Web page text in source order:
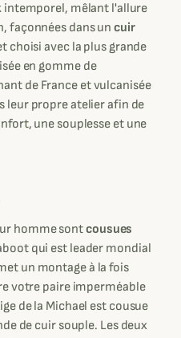
intemporel, mêlant l'allure
façonnées dans uncuir
choisi avec la plus grande
en gomme de
de France et vulcanisée
leur propre atelier afin de
une souplesse et une
homme sontcousues
qui est leader mondial
un montage à la fois
votre paire imperméable
de la Michael est cousue
de cuir souple. Les deux